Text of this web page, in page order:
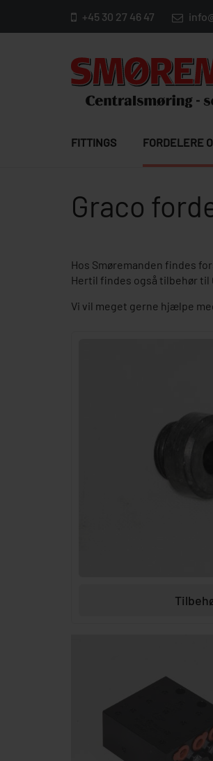
+45 30 27 46 47
FITTINGS FORDELERE
Graco
Hos Smøremanden findes
Hertil findes også tilbehør til
Vi vil meget gerne hjælpe